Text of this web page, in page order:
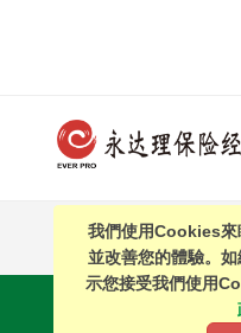
站內搜
我們使用Cookies來
並改善您的體驗。
示您接受我們使用